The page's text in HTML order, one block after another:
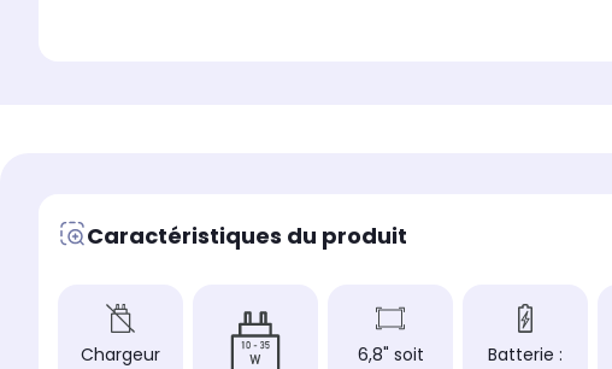
Caractéristiques du produit
Chargeur
6,8" soit
Batterie :